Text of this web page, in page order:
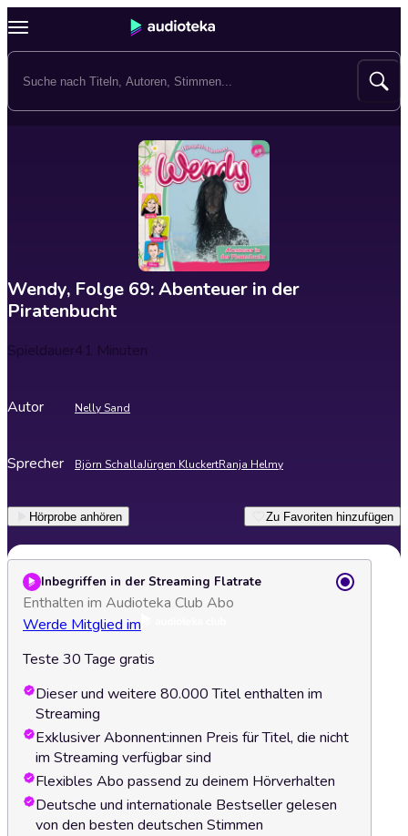
Wendy, Folge 69: Abenteuer in der
Piratenbucht
Spieldauer41 Minuten
Autor Nelly Sand
Sprecher Björn SchallaJürgen KluckertRanja Helmy
Hörprobe anhören Zu Favoriten hinzufügen
Inbegriffen in der Streaming Flatrate
Enthalten im Audioteka Club Abo
Werde Mitglied im
Teste 30 Tage gratis
Dieser und weitere 80.000 Titel enthalten im
Streaming
Exklusiver Abonnent:innen Preis für Titel, die nicht
im Streaming verfügbar sind
Flexibles Abo passend zu deinem Hörverhalten
Deutsche und internationale Bestseller gelesen
von den besten deutschen Stimmen